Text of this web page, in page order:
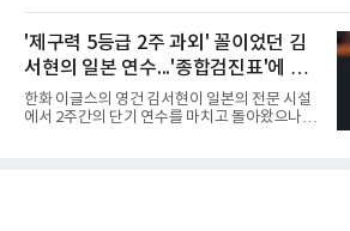
을 마련했다.경기 후 박예지는 “날씨가 덥고 습
해 체력적으로 쉽지 않은 경기였지
행배 전국중고배구대회 18세 이하 여자부 결승
에서 선명여고를 세트스코어 3-1(13-25, 25-14,
25-17, 25-10)로 물리치고 우승을 차지했다.첫
세트를 13-25로 내주며 불안하게 출발한 중앙여
고는 이후 조직력을 되찾아 2세트부터 경기 주
도권을 완전히 장악했다. 강한 서브와 탄탄한 수
비를 앞세워 내리 세 세트를 따내며 짜릿한 역전
'제구력 5등급 2주 과외' 꼴이었던 김
서현의 일본 연수...'종합검진표'에 불
과
한화 이글스의 영건 김서현이 일본의 전문 시설
에서 2주간의 단기 연수를 마치고 돌아왔으나,